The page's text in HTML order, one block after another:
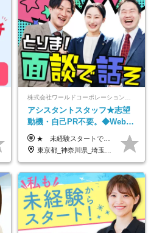
アシスタントスタッフ★志望
動機・自己PR不要。◆Web面
談OK◆完全週休2日◆年収700
万円可/p13
★ 未経験スタートでも月収40万円以上も目指せます！ ★ ★ 試用期間6か月あり／給与・待遇に変更なし ★ ＼パターン①orパターン②で給与形態の選択が可能／ ＜パターン①＞ 月給+交通費+（残業代は全額別途支給） 【首都圏・関東・北信越】 月給30.0万円以上 【関西】 月給27.5万円以上 【中部】 月給26.5万円以上 【東北】 月給24.5万円以上 【北海道】 月給24.0万円以上 【九州・中四国】 月給25.5万円以上 ＜パターン②＞ 月給（固定残業代20H含む）+交通費+賞与年2回+残業代 （※20H場合を超過した場合は全額別途支給） 【首都圏・関東・北信越】 月給25.0万円以上 【関 西・中部】 月給24.5万円以上 【東 北・北海道・九州・中四国】 月給23.5万円以上 ※上記給与には固定残業代（月20H分）を含みます 固定残業代は残業の有無に関わらず支給し、超過分は別途全額支給いたします ①②の給与形態はご本人様と相談の上、最終的に会社が決定いたします （内定時に通知） ■給与改定年1回 ■(※)賞与年2回（昨年度支給実績2回／頑張りを評価） (※)支給条件に規定あり
東京都_神奈川県_埼玉県_千葉県_大阪府_愛知県_北海道_青森県_岩手県_宮城県_秋田県_山形県_福島県_茨城県_栃木県_群馬県_新潟県_山梨県_長野県_富山県_石川県_福井県_静岡県_岐阜県_三重県_兵庫県_京都府_滋賀県_奈良県_和歌山県_広島県_岡山県_鳥取県_島根県_山口県_徳島県_香川県_愛媛県_高知県_福岡県_佐賀県_長崎県_大分県_宮崎県_鹿児島県_沖縄県